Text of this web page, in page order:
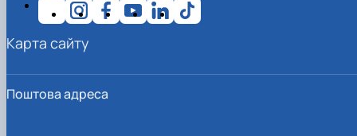
Поштова адреса
Карта сайту